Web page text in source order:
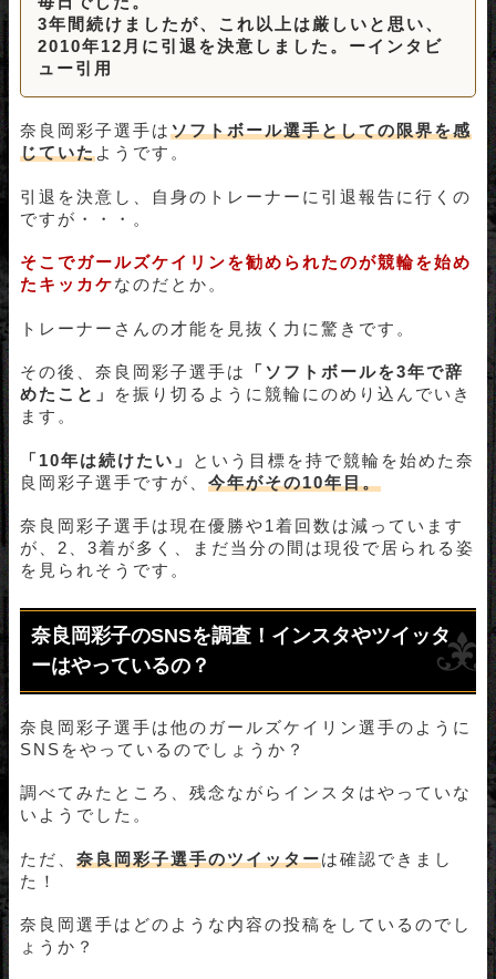
3年間続けましたが、これ以上は厳しいと思い、
2010年12月に引退を決意しました。ーインタビ
ュー引用
奈良岡彩子選手はソフトボール選手としての限界を感
じていたようです。
引退を決意し、自身のトレーナーに引退報告に行くの
ですが・・・。
そこでガールズケイリンを勧められたのが競輪を始め
たキッカケなのだとか。
トレーナーさんの才能を見抜く力に驚きです。
その後、奈良岡彩子選手は
「ソフトボールを3年で辞
めたこと」
を振り切るように競輪にのめり込んでいき
ます。
「10年は続けたい」
という目標を持で競輪を始めた奈
良岡彩子選手ですが、 今年がその10年目。
奈良岡彩子選手は現在優勝や1着回数は減っています
が、2、3着が多く、まだ当分の間は現役で居られる姿
を見られそうです。
奈良岡彩子のSNSを調査！インスタやツイッタ
ーはやっているの？
奈良岡彩子選手は他のガールズケイリン選手のように
SNSをやっているのでしょうか？
調べてみたところ、残念ながらインスタはやっていな
いようでした。
ただ、 奈良岡彩子選手のツイッターは確認できまし
た！
奈良岡選手はどのような内容の投稿をしているのでし
ょうか？